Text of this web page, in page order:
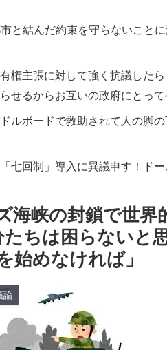
と結んだ約束を守らないこと
権主張に対して強く抗議した
せるからお互いの政府にとって
ルボードで救助されて人の脚
七回制」導入に異議申す！ド
低すぎる、何故なのか」
にブロックされててウケた」→
撃的不祥事！W杯予選でレフリ
、一生食えないなら何を捨て
海峡の封鎖で世界
ちは困らないと
始めなければ」
論